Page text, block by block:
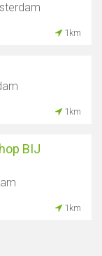
1km
1km
BIJ
1km